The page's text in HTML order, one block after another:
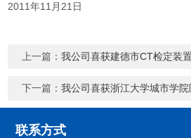
2011年11月21日
上一篇：我公司喜获建德市CT检定装置、测氢
下一篇：我公司喜获浙江大学城市学院医
联系方式